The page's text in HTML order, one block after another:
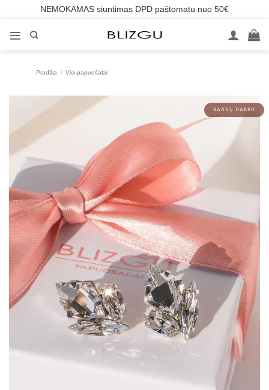
NEMOKAMAS siuntimas DPD paštomatu nuo 50€
content
Pradžia / Visi papuošalai
RANKŲ DARBO